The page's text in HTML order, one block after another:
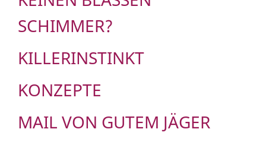
SCHIMMER?
KILLERINSTINKT
KONZEPTE
MAIL VON GUTEM JÄGER